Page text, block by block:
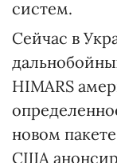
систем.
Сейчас в
HIMARS
новом
США